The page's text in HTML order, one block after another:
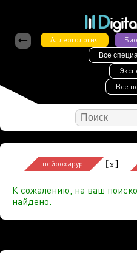
Аллергология
Все
Все
нейрохирург [x]
К сожалению, на ваш
найдено.